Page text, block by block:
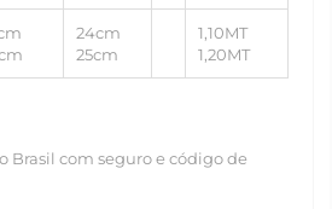
24cm
25cm
1,10MT
1,20MT
Brasil com seguro e código de